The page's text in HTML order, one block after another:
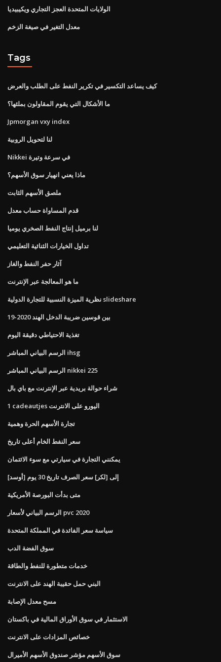
الولايات المتحدة العجز التجاري ويكيبيديا
معدل التغير في صيغة الزخم
Tags
كيف يساعد التكسير في تكرير النفط على الطلب والعرض
ما الأشكال التي يقوم المقاولون بملئها؟
Jpmorgan vxy index
لنا لتحويل الروبية
Nikkei في سرعة وتيرة
ماذا يعني انهيار سوق الأسهم؟
ملصق الأسهم الثابت
قدم المساواة حساب معدل
لنا برميل إنتاج النفط الصخري يوميا
تداول الخيارات الثنائية التعليمي
آثار حفر النفط والغاز
ما هو المعالجة عبر الإنترنت
نظرية الميزة النسبية للتجارة الدولية slideshare
بين قوسين ضريبة الدخل الهند 2020-19
تغذية الاحتياطي دقيقة اليوم
الرسم البياني المباشر ihsg
الرسم البياني المباشر nikkei 225
شراء حوالة بريدية عبر الإنترنت مع باي بال
1 cadeautjes اليورو على الانترنت
تجارة الأسهم الحرة وهمية
سعر النفط الخام أعلى تاريخ
يمكنني التجارة في سيارتي مع سوء الائتمان
[أوسد] إلى [لكر] سعر الصرف تاريخ 30 يوم
متى بدأت البورصة الأمريكية
الرسم البياني لأسعار pvc 2020
سياسة سعر الفائدة في المملكة المتحدة
سوق الفضة الدب
خدمات متطورة للنفط والطاقة
البني حمل حقيبة الهند على الانترنت
مسح معدل الإصابة
الاستثمار في سوق الأوراق المالية في باكستان
خصائص المزادات على الانترنت
سوق الأسهم مؤشر صندوق الأسهم الأميرال